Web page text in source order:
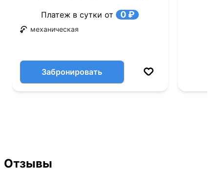
Платеж в сутки от 0 ₽
механическая
Забронировать
Отзывы